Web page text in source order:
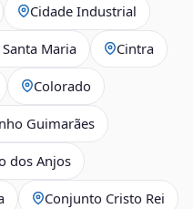
Cidade Industrial
Maria Cintra
Colorado
Guimarães
dos Anjos
Conjunto Cristo Rei